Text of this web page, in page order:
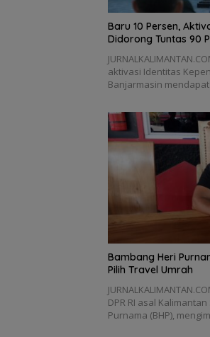
Baru 10 Persen,
Didorong Tuntas 90
aktivasi Identitas
Banjarmasin
Bambang Heri
Pilih Travel Umrah
DPR RI asal
Purnama (BHP),